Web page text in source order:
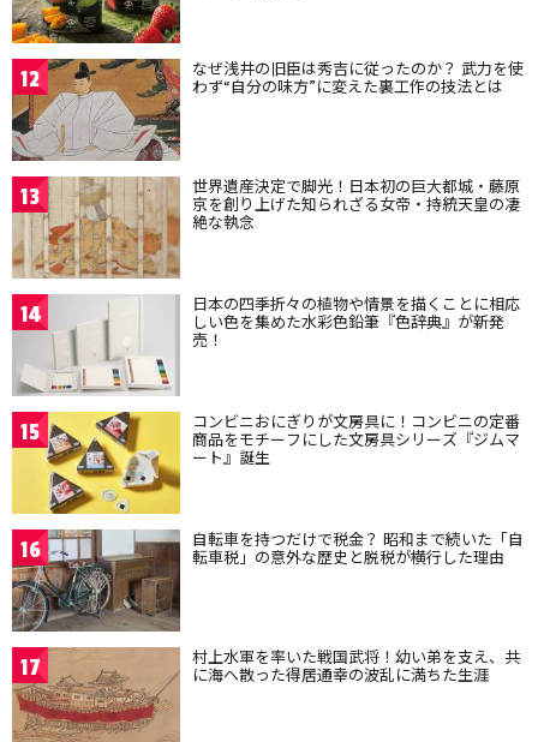
12 なぜ浅井の旧臣は秀吉に従ったのか？ 武力を使
わず“自分の味方”に変えた裏工作の技法とは
13 世界遺産決定で脚光！日本初の巨大都城・藤原
京を創り上げた知られざる女帝・持統天皇の凄
絶な執念
14 日本の四季折々の植物や情景を描くことに相応
しい色を集めた水彩色鉛筆『色辞典』が新発
売！
15 コンビニおにぎりが文房具に！コンビニの定番
商品をモチーフにした文房具シリーズ『ジムマ
ート』誕生
16 自転車を持つだけで税金？ 昭和まで続いた「自
転車税」の意外な歴史と脱税が横行した理由
17 村上水軍を率いた戦国武将！幼い弟を支え、共
に海へ散った得居通幸の波乱に満ちた生涯